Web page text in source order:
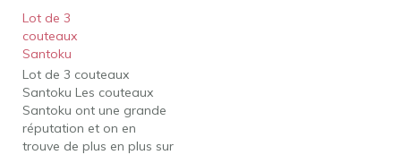
traduisent par "trois
utilisations", sont idéaux
pour hacher, couper en
dés et trancher, car ils
disposent d'un bord droit
avec une lame étroite en
pied de mouton.…
Lot de 3
couteaux
Santoku
Lot de 3 couteaux
Santoku Les couteaux
Santoku ont une grande
réputation et on en
trouve de plus en plus sur